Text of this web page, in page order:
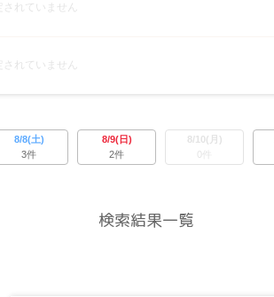
されていません
されていません
8/8(土)
3件
8/9(日)
2件
8/10(月)
0件
検索結果一覧